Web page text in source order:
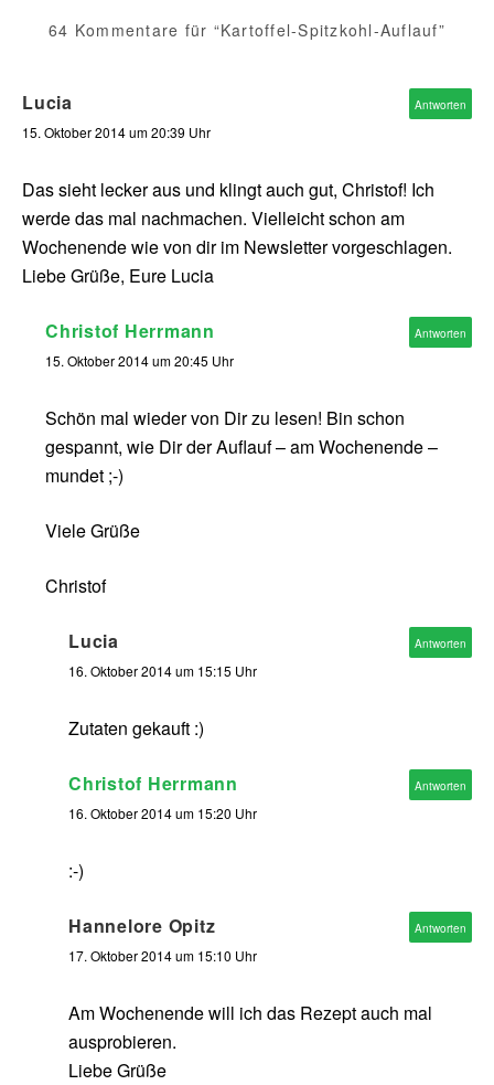
64 Kommentare für “Kartoffel-Spitzkohl-Auflauf”
Lucia
15. Oktober 2014 um 20:39 Uhr
Das sieht lecker aus und klingt auch gut, Christof! Ich
werde das mal nachmachen. Vielleicht schon am
Wochenende wie von dir im Newsletter vorgeschlagen.
Liebe Grüße, Eure Lucia
Antworten
Christof Herrmann
15. Oktober 2014 um 20:45 Uhr
Schön mal wieder von Dir zu lesen! Bin schon
gespannt, wie Dir der Auflauf – am Wochenende –
mundet ;-)
Viele Grüße
Christof
Antworten
Lucia
16. Oktober 2014 um 15:15 Uhr
Zutaten gekauft :)
Antworten
Christof Herrmann
16. Oktober 2014 um 15:20 Uhr
:-)
Antworten
Hannelore Opitz
17. Oktober 2014 um 15:10 Uhr
Am Wochenende will ich das Rezept auch mal
ausprobieren.
Liebe Grüße
Antworten